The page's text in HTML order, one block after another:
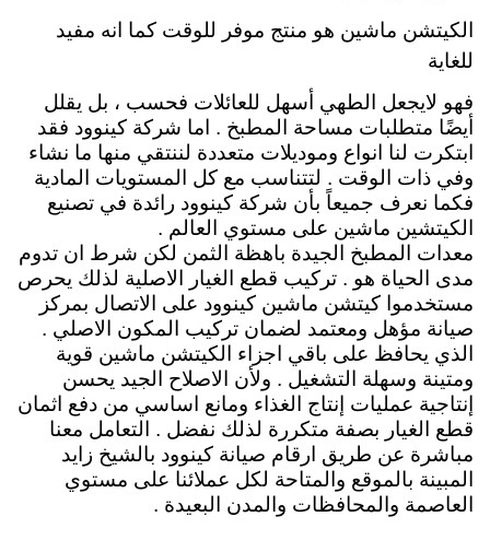
الكيتشن ماشين هو منتج موفر للوقت كما انه مفيد
للغاية
فهو لايجعل الطهي أسهل للعائلات فحسب ، بل يقلل
أيضًا متطلبات مساحة المطبخ . اما شركة كينوود فقد
ابتكرت لنا انواع وموديلات متعددة لننتقي منها ما نشاء
وفي ذات الوقت . لتتناسب مع كل المستويات المادية
فكما نعرف جميعاً بأن شركة كينوود رائدة في تصنيع
الكيتشين ماشين على مستوي العالم .
معدات المطبخ الجيدة باهظة الثمن لكن شرط ان تدوم
مدى الحياة هو . تركيب قطع الغيار الاصلية لذلك يحرص
مستخدموا كيتشن ماشين كينوود على الاتصال بمركز
صيانة مؤهل ومعتمد لضمان تركيب المكون الاصلي .
الذي يحافظ على باقي اجزاء الكيتشن ماشين قوية
ومتينة وسهلة التشغيل . ولأن الاصلاح الجيد يحسن
إنتاجية عمليات إنتاج الغذاء ومانع اساسي من دفع اثمان
قطع الغيار بصفة متكررة لذلك نفضل . التعامل معنا
مباشرة عن طريق ارقام صيانة كينوود بالشيخ زايد
المبينة بالموقع والمتاحة لكل عملائنا على مستوي
العاصمة والمحافظات والمدن البعيدة .